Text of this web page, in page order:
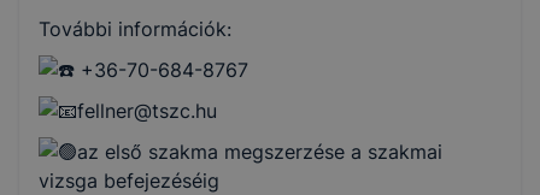
További információk:
+36-70-684-8767
fellner@tszc.hu
az első szakma megszerzése a szakmai
vizsga befejezéséig